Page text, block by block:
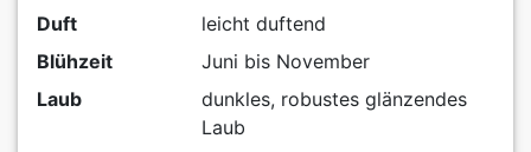
Duft
leicht duftend
Blühzeit
Juni bis November
Laub
dunkles, robustes glänzendes
Laub